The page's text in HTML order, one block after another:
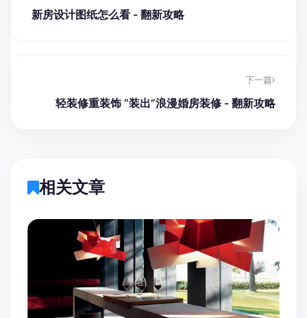
新房设计图纸怎么看 - 翻新攻略
下一篇
轻装修重装饰 “装出”浪漫婚房装修 - 翻新攻略
相关文章